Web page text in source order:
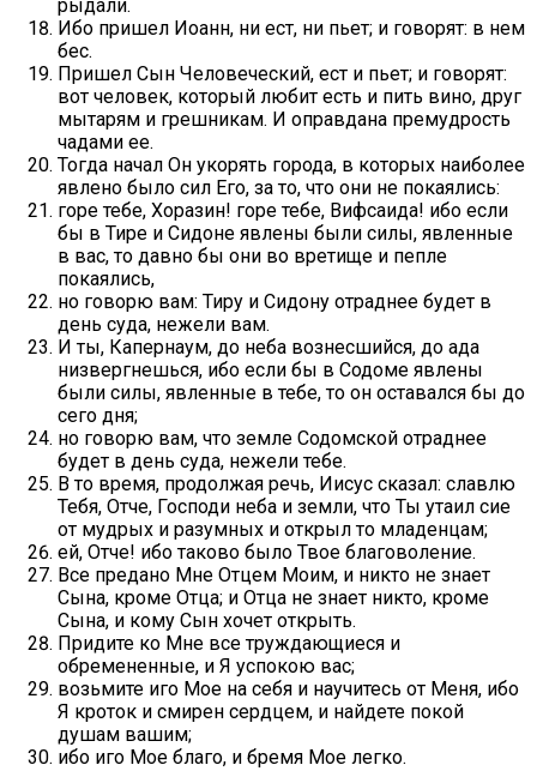
рыдали.
Ибо пришел Иоанн, ни ест, ни пьет; и говорят: в нем
бес.
Пришел Сын Человеческий, ест и пьет; и говорят:
вот человек, который любит есть и пить вино, друг
мытарям и грешникам. И оправдана премудрость
чадами ее.
Тогда начал Он укорять города, в которых наиболее
явлено было сил Его, за то, что они не покаялись:
горе тебе, Хоразин! горе тебе, Вифсаида! ибо если
бы в Тире и Сидоне явлены были силы, явленные
в вас, то давно бы они во вретище и пепле
покаялись,
но говорю вам: Тиру и Сидону отраднее будет в
день суда, нежели вам.
И ты, Капернаум, до неба вознесшийся, до ада
низвергнешься, ибо если бы в Содоме явлены
были силы, явленные в тебе, то он оставался бы до
сего дня;
но говорю вам, что земле Содомской отраднее
будет в день суда, нежели тебе.
В то время, продолжая речь, Иисус сказал: славлю
Тебя, Отче, Господи неба и земли, что Ты утаил сие
от мудрых и разумных и открыл то младенцам;
ей, Отче! ибо таково было Твое благоволение.
Все предано Мне Отцем Моим, и никто не знает
Сына, кроме Отца; и Отца не знает никто, кроме
Сына, и кому Сын хочет открыть.
Придите ко Мне все труждающиеся и
обремененные, и Я успокою вас;
возьмите иго Мое на себя и научитесь от Меня, ибо
Я кроток и смирен сердцем, и найдете покой
душам вашим;
ибо иго Мое благо, и бремя Мое легко.